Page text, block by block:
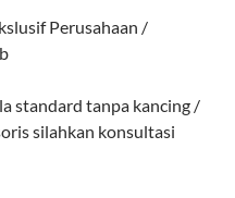
Perusahaan /
standard tanpa kancing /
silahkan konsultasi